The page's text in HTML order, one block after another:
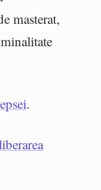
masterat,
.